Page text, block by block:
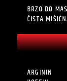
BRZO DO
ČISTA
ARGININ